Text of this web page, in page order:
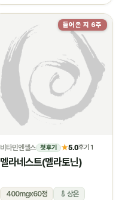
들어온 지 6주
비타민엔젤스 첫 후기 ★5.0후기 1
멜라네스트(멜라토닌)
400mgx60정 상온